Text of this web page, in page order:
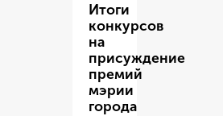
Итоги
конкурсов
на
присуждение
премий
мэрии
города